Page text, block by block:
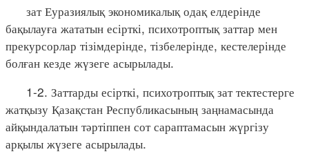
зат Еуразиялық экономикалық одақ елдерінде
бақылауға жататын есірткі, психотроптық заттар мен
прекурсорлар тізімдерінде, тізбелерінде, кестелерінде
болған кезде жүзеге асырылады.
1-2. Заттарды есірткі, психотроптық зат тектестерге
жатқызу Қазақстан Республикасының заңнамасында
айқындалатын тәртіппен сот сараптамасын жүргізу
арқылы жүзеге асырылады.